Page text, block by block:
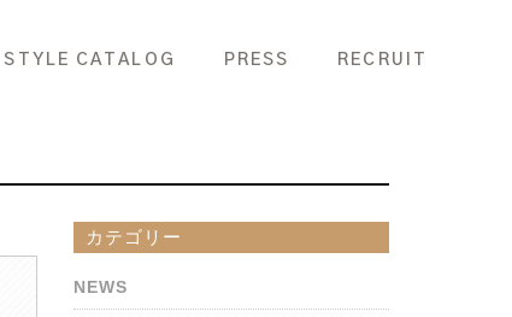
STYLE CATALOG PRESS RECRUIT
カテゴリー
NEWS